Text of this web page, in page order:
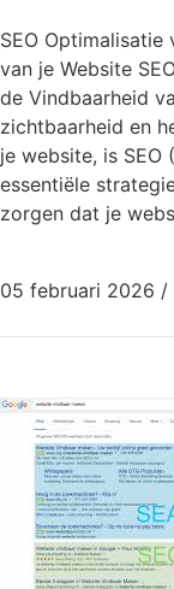
SEO
van je Website
de Vindbaarheid
zichtbaarheid en
je website, is SEO
essentiële
zorgen dat je
05 februari 2026 /